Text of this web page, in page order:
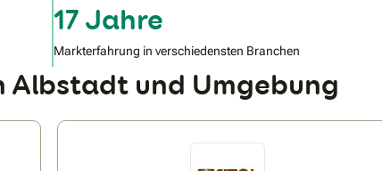
17 Jahre
Markterfahrung in verschiedensten Branchen
und Umgebung